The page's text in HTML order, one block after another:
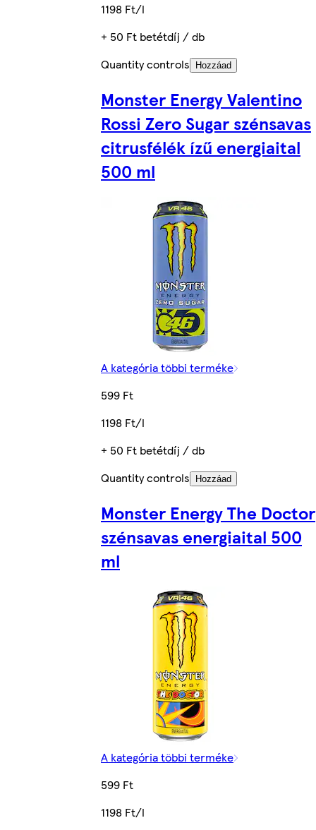
1198 Ft/l
+ 50 Ft betétdíj / db
Quantity controls
Hozzáad
Monster Energy Valentino
Rossi Zero Sugar szénsavas
citrusfélék ízű energiaital
500 ml
A kategória többi terméke
599 Ft
1198 Ft/l
+ 50 Ft betétdíj / db
Quantity controls
Hozzáad
Monster Energy The Doctor
szénsavas energiaital 500
ml
A kategória többi terméke
599 Ft
1198 Ft/l